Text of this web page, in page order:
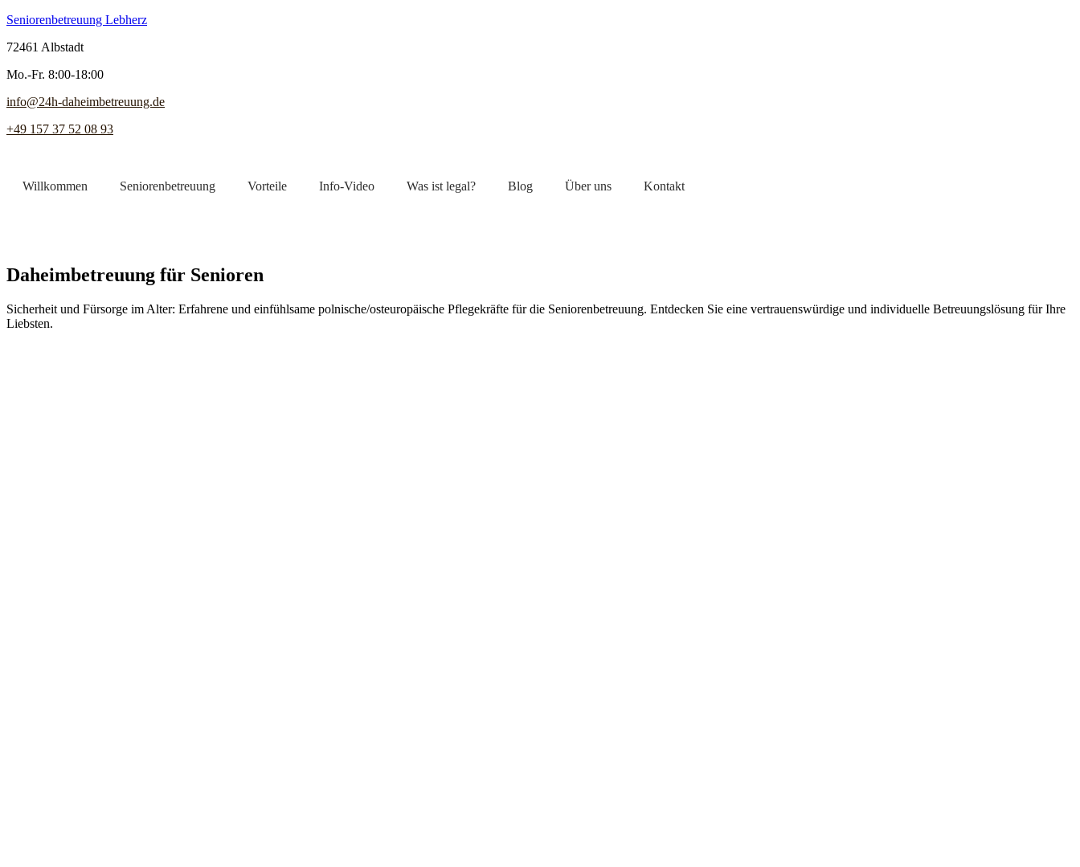
Seniorenbetreuung Lebherz
72461 Albstadt
Mo.-Fr. 8:00-18:00
info@24h-daheimbetreuung.de
+49 157 37 52 08 93
Willkommen Seniorenbetreuung Vorteile Info-Video Was ist legal? Blog Über uns Kontakt
Daheimbetreuung für Senioren
Sicherheit und Fürsorge im Alter: Erfahrene und einfühlsame polnische/osteuropäische Pflegekräfte für die Seniorenbetreuung. Entdecken Sie eine vertrauenswürdige und individuelle Betreuungslösung für Ihre
Liebsten.